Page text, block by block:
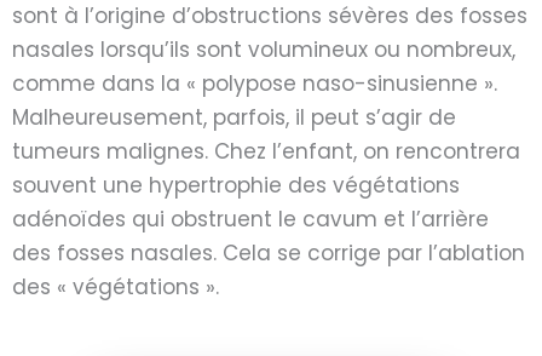
sont à l’origine d’obstructions sévères des fosses
nasales lorsqu’ils sont volumineux ou nombreux,
comme dans la « polypose naso-sinusienne ».
Malheureusement, parfois, il peut s’agir de
tumeurs malignes. Chez l’enfant, on rencontrera
souvent une hypertrophie des végétations
adénoïdes qui obstruent le cavum et l’arrière
des fosses nasales. Cela se corrige par l’ablation
des « végétations ».